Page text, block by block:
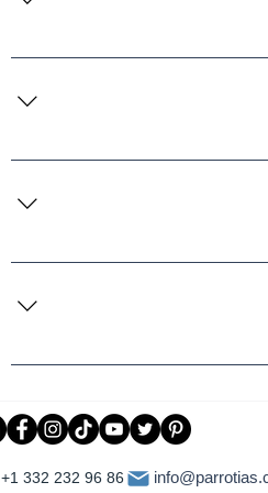
المختصة. قد لا نتمكن من الرد
أو النظام الأساسي الذي تم
سنحقق في الأمر ونقدم حلًا في أقرب
أيضًا التحقق من أصالة المنتج عن
+1 332 232 96 86